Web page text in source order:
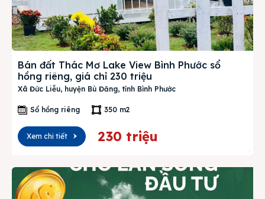
Bán đất Thác Mơ Lake View Bình Phước sổ
hồng riêng, giá chỉ 230 triệu
Xã Đức Liễu, huyện Bù Đăng, tỉnh Bình Phước
Sổ hồng riêng 350 m2
Xem chi tiết 230 triệu